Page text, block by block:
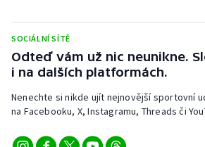
SOCIÁLNÍ SÍTĚ
Odteď vám už nic neunikne.
i na dalších platformách.
Nenechte si nikde ujít nejnovější sportovní
na Facebooku, X, Instagramu, Threads či